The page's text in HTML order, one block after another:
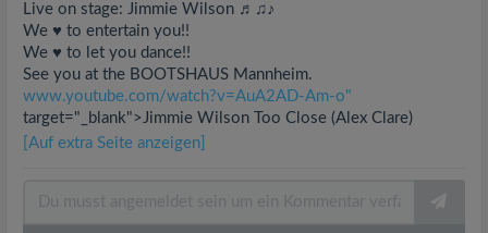
Live on stage: Jimmie Wilson ♬♫♪
We ♥ to entertain you!!
We ♥ to let you dance!!
See you at the BOOTSHAUS Mannheim.
www.youtube.com/watch?v=AuA2AD-Am-o"
target="_blank">Jimmie Wilson Too Close (Alex Clare)
[Auf extra Seite anzeigen]